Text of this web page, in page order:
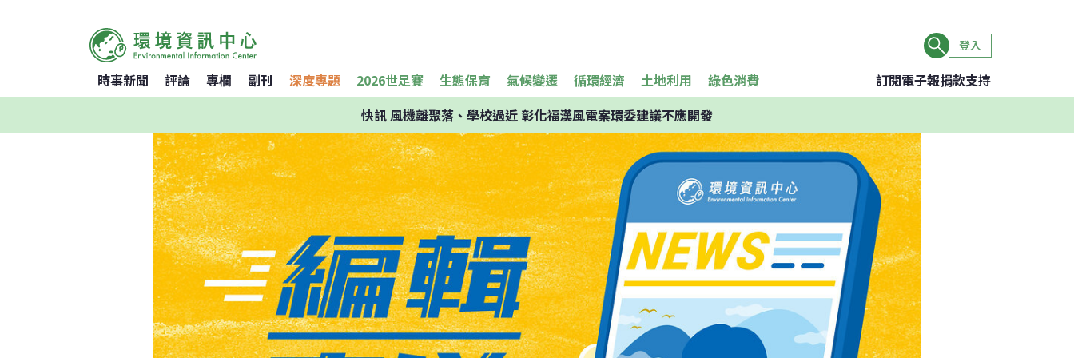
登入
時事新聞 評論 專欄 副刊 深度專題 2026世足賽 生態保育 氣候變遷 循環經濟 土地利用 綠色消費 訂閱電子報捐款支持
快訊風機離聚落、學校過近 彰化福漢風電案環委建議不應開發